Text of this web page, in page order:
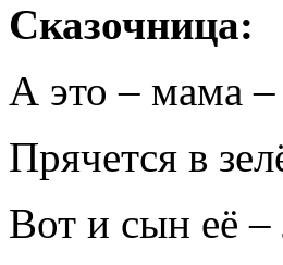
Сказочница:
А это – мама –
Прячется в
Вот и сын её –